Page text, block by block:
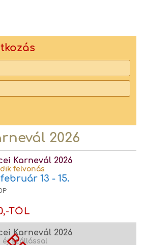
2026
Karnevál 2026
felvonás
február 13 - 15.
TÓL
Karnevál 2026
éj szállással